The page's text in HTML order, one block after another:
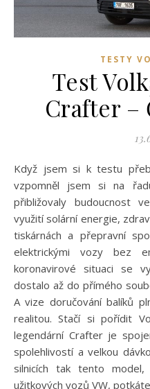
TESTY
Test
Crafter –
Když jsem si k testu přebíral plně elektrickou dodávku,
vzpomněl jsem si na
přibližovaly budoucnost
využití solární energie,
tiskárnách a přepravní
elektrickými vozy bez
koronavirové situaci se
dostalo až do přímého
A vize doručování balíků
realitou. Stačí si pořídit
legendární Crafter je
spolehlivostí a velkou
silnicích tak tento
užitkových vozů VW,